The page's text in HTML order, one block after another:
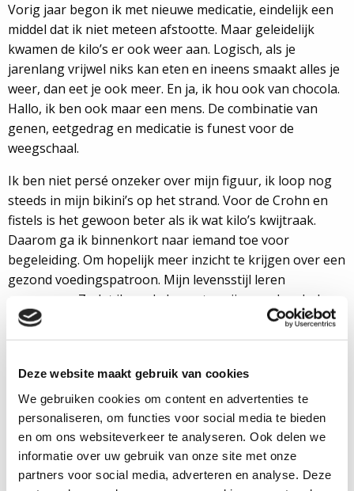
Deze website maakt gebruik van cookies
We gebruiken cookies om content en advertenties te
personaliseren, om functies voor social media te bieden
en om ons websiteverkeer te analyseren. Ook delen we
informatie over uw gebruik van onze site met onze
partners voor social media, adverteren en analyse. Deze
Vorig jaar begon ik met nieuwe medicatie, eindelijk een
middel dat ik niet meteen afstootte. Maar geleidelijk
kwamen de kilo’s er ook weer aan. Logisch, als je
jarenlang vrijwel niks kan eten en ineens smaakt alles je
weer, dan eet je ook meer. En ja, ik hou ook van chocola.
Hallo, ik ben ook maar een mens. De combinatie van
genen, eetgedrag en medicatie is funest voor de
weegschaal.
Ik ben niet persé onzeker over mijn figuur, ik loop nog
steeds in mijn bikini’s op het strand. Voor de Crohn en
fistels is het gewoon beter als ik wat kilo’s kwijtraak.
Daarom ga ik binnenkort naar iemand toe voor
begeleiding. Om hopelijk meer inzicht te krijgen over een
gezond voedingspatroon. Mijn levensstijl leren
aanpassen. Zodat ik op de lange termijn mee kan helpen
om mijn Crohn in remissie te krijgen. En dat ik dan een
nieuwe garderobe kan shoppen, is een mooie bonus 😉
Valerie (30) kreeg in 2017 de
diagnose ziekte van Crohn.
Daarnaast heeft ze
ingewikkelde perianale fistels.
In 2018 kreeg ze vanwege de
fistels een colostoma. Valerie